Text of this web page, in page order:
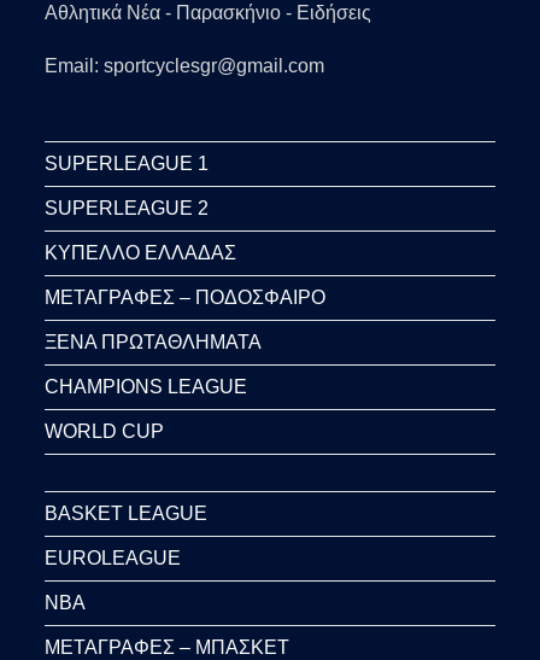
Αθλητικά Νέα - Παρασκήνιο - Ειδήσεις
Email: sportcyclesgr@gmail.com
SUPERLEAGUE 1
SUPERLEAGUE 2
ΚΥΠΕΛΛΟ ΕΛΛΑΔΑΣ
ΜΕΤΑΓΡΑΦΕΣ – ΠΟΔΟΣΦΑΙΡΟ
ΞΕΝΑ ΠΡΩΤΑΘΛΗΜΑΤΑ
CHAMPIONS LEAGUE
WORLD CUP
BASKET LEAGUE
EUROLEAGUE
NBA
ΜΕΤΑΓΡΑΦΕΣ – ΜΠΑΣΚΕΤ